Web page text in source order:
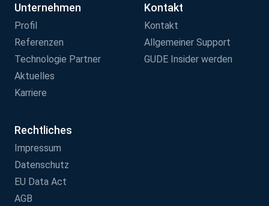
Unternehmen
Profil
Referenzen
Technologie Partner
Aktuelles
Karriere
Kontakt
Kontakt
Allgemeiner Support
GUDE Insider werden
Rechtliches
Impressum
Datenschutz
EU Data Act
AGB